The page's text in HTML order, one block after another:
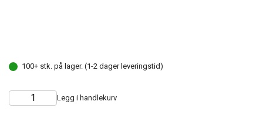
100+ stk. på lager. (1-2 dager leveringstid)
Choose
Quantity Legg i handlekurv